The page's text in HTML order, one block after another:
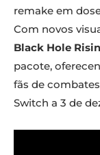
remake em
Com novos
Black Hole
pacote,
fãs de
Switch a 3 de